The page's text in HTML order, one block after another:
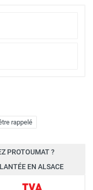
rappelé
PROTOUMAT ?
EN ALSACE